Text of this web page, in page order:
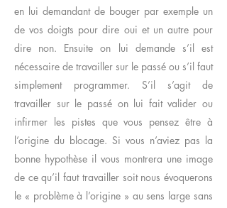
en lui demandant de bouger par exemple un
de vos doigts pour dire oui et un autre pour
dire non. Ensuite on lui demande s’il est
nécessaire de travailler sur le passé ou s’il faut
simplement programmer. S’il s’agit de
travailler sur le passé on lui fait valider ou
infirmer les pistes que vous pensez être à
l’origine du blocage. Si vous n’aviez pas la
bonne hypothèse il vous montrera une image
de ce qu’il faut travailler soit nous évoquerons
le « problème à l’origine » au sens large sans